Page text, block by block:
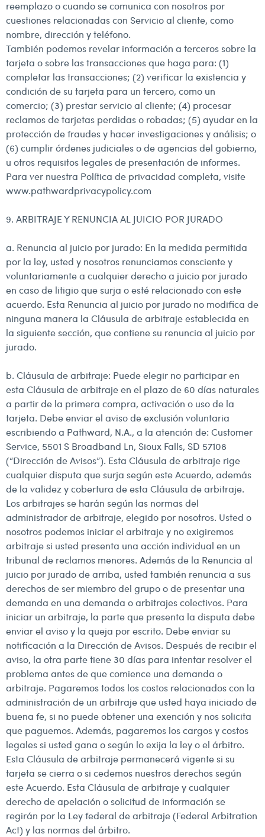
reemplazo o cuando se comunica con nosotros por
cuestiones relacionadas con Servicio al cliente, como
nombre, dirección y teléfono.
También podemos revelar información a terceros sobre la
tarjeta o sobre las transacciones que haga para: (1)
completar las transacciones; (2) verificar la existencia y
condición de su tarjeta para un tercero, como un
comercio; (3) prestar servicio al cliente; (4) procesar
reclamos de tarjetas perdidas o robadas; (5) ayudar en la
protección de fraudes y hacer investigaciones y análisis; o
(6) cumplir órdenes judiciales o de agencias del gobierno,
u otros requisitos legales de presentación de informes.
Para ver nuestra Política de privacidad completa, visite
www.pathwardprivacypolicy.com
9. ARBITRAJE Y RENUNCIA AL JUICIO POR JURADO
a. Renuncia al juicio por jurado: En la medida permitida
por la ley, usted y nosotros renunciamos consciente y
voluntariamente a cualquier derecho a juicio por jurado
en caso de litigio que surja o esté relacionado con este
acuerdo. Esta Renuncia al juicio por jurado no modifica de
ninguna manera la Cláusula de arbitraje establecida en
la siguiente sección, que contiene su renuncia al juicio por
jurado.
b. Cláusula de arbitraje: Puede elegir no participar en
esta Cláusula de arbitraje en el plazo de 60 días naturales
a partir de la primera compra, activación o uso de la
tarjeta. Debe enviar el aviso de exclusión voluntaria
escribiendo a Pathward, N.A., a la atención de: Customer
Service, 5501 S Broadband Ln, Sioux Falls, SD 57108
(“Dirección de Avisos”). Esta Cláusula de arbitraje rige
cualquier disputa que surja según este Acuerdo, además
de la validez y cobertura de esta Cláusula de arbitraje.
Los arbitrajes se harán según las normas del
administrador de arbitraje, elegido por nosotros. Usted o
nosotros podemos iniciar el arbitraje y no exigiremos
arbitraje si usted presenta una acción individual en un
tribunal de reclamos menores. Además de la Renuncia al
juicio por jurado de arriba, usted también renuncia a sus
derechos de ser miembro del grupo o de presentar una
demanda en una demanda o arbitrajes colectivos. Para
iniciar un arbitraje, la parte que presenta la disputa debe
enviar el aviso y la queja por escrito. Debe enviar su
notificación a la Dirección de Avisos. Después de recibir el
aviso, la otra parte tiene 30 días para intentar resolver el
problema antes de que comience una demanda o
arbitraje. Pagaremos todos los costos relacionados con la
administración de un arbitraje que usted haya iniciado de
buena fe, si no puede obtener una exención y nos solicita
que paguemos. Además, pagaremos los cargos y costos
legales si usted gana o según lo exija la ley o el árbitro.
Esta Cláusula de arbitraje permanecerá vigente si su
tarjeta se cierra o si cedemos nuestros derechos según
este Acuerdo. Esta Cláusula de arbitraje y cualquier
derecho de apelación o solicitud de información se
regirán por la Ley federal de arbitraje (Federal Arbitration
Act) y las normas del árbitro.